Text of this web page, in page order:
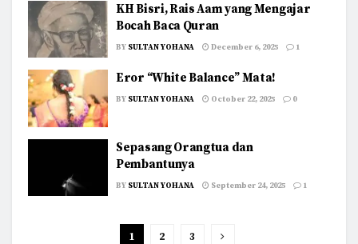
KH Bisri, Rais Aam yang Mengajar
Bocah Baca Quran
BY SULTAN YOHANA December 6, 2025 1
Eror “White Balance” Mata!
BY SULTAN YOHANA October 22, 2025 0
Sepasang Orangtua dan
Pembantunya
BY SULTAN YOHANA September 24, 2025 1
1 2 3